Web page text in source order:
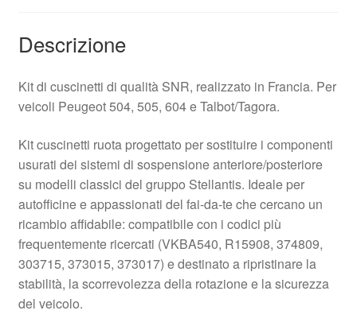
Descrizione
Kit di cuscinetti di qualità SNR, realizzato in Francia. Per
veicoli Peugeot 504, 505, 604 e Talbot/Tagora.
Kit cuscinetti ruota progettato per sostituire i componenti
usurati dei sistemi di sospensione anteriore/posteriore
su modelli classici del gruppo Stellantis. Ideale per
autofficine e appassionati del fai-da-te che cercano un
ricambio affidabile: compatibile con i codici più
frequentemente ricercati (VKBA540, R15908, 374809,
303715, 373015, 373017) e destinato a ripristinare la
stabilità, la scorrevolezza della rotazione e la sicurezza
del veicolo.